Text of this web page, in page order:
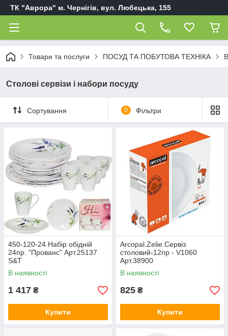
ТК "Аврора" м. Чернігів, вул. Любецька, 155
Товари та послуги ПОСУД ТА ПОБУТОВА ТЕХНІКА
Столові сервізи і набори посуду
Сортування 0 Фільтри
450-120-24 Набір обідній
24пр. "Прованс" Арт.25137
S&T
В наявності
1 417 ₴
Купити
Arcopal.Zelie.Сервіз
столовий-12пр - V1060
Арт.38900
В наявності
825 ₴
Купити